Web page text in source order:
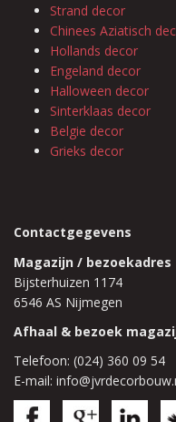
Strand decor
Chinees Aziatisch
Hollands decor
Engeland decor
Halloween decor
Sinterklaas decor
Belgie decor
Grieks decor
Contactgegevens
Magazijn / bezoekadres
Bijsterhuizen 1174
6546 AS Nijmegen
Afhaal & bezoek
Telefoon: (024) 360 09 54
E-mail: